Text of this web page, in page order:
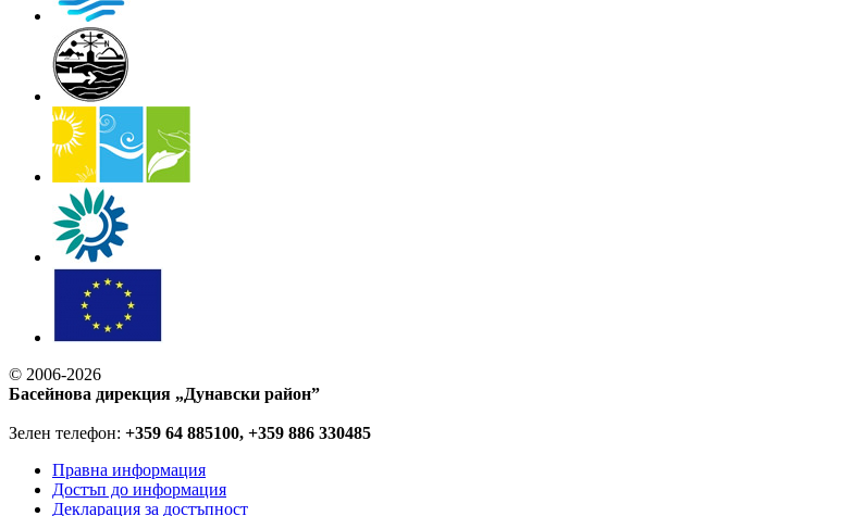
© 2006-2026
Басейнова дирекция „Дунавски район”
Зелен телефон: +359 64 885100, +359 886 330485
Правна информация
Достъп до информация
Декларация за достъпност